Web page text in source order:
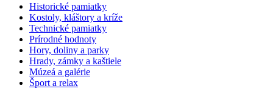
Historické pamiatky
Kostoly, kláštory a kríže
Technické pamiatky
Prírodné hodnoty
Hory, doliny a parky
Hrady, zámky a kaštiele
Múzeá a galérie
Šport a relax